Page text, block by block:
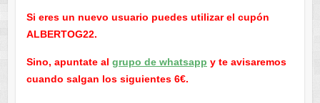
Si eres un nuevo usuario puedes utilizar el cupón
ALBERTOG22.
Sino, apuntate al grupo de whatsapp y te avisaremos
cuando salgan los siguientes 6€.